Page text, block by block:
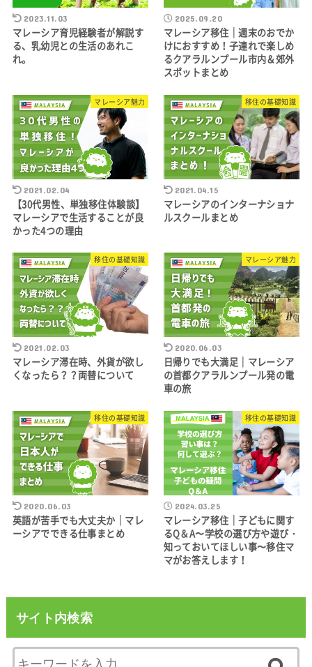
2023.11.03
マレーシア育児経験者が解説す
る、乳幼児との生活のあれこ
れ。
2025.09.20
マレーシア移住｜週末のおでか
けにおすすめ！子連れで楽しめ
るクアラルンプール市内＆郊外
スポットまとめ
マレーシア魅力
2021.02.04
【30代男性、単独移住体験談】
マレーシアで生活することが良
かった4つの理由
移住の基礎知識
2021.04.15
マレーシアのインターナショナ
ルスクールまとめ
移住の基礎知識
2021.02.03
マレーシア滞在時、外貨が欲し
くなったら？？両替について
マレーシア魅力
2020.06.03
日帰りでも大満足｜マレーシア
の首都クアラルンプール発の電
車の旅
移住の基礎知識
2020.06.03
英語が苦手でも大丈夫か｜マレ
ーシアでできる仕事まとめ
移住の基礎知識
2024.03.25
マレーシア移住｜子どもに関す
るQ＆A〜学校の選び方や遊び・
知っておいてほしい事〜移住マ
マがお答えします！
サイト内検索